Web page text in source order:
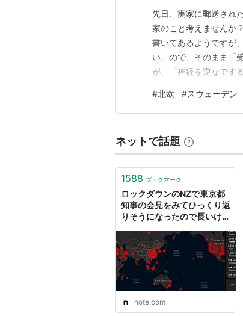
先日、実家に郵送され
家のこと考えませんか
書いてあるようですが
い」ので、そのまま「
が、「神経を逆なです
の国を訪れる」条件に
25日（月） 北欧スウ
#北欧 #スウェーデン
ネットで話題
1588 ブックマーク
ロックダウンのNZで東京都
知事の会見をみてひっくり返
りそうになったので長いけど
空飛ぶとーちゃん Ash
note.com